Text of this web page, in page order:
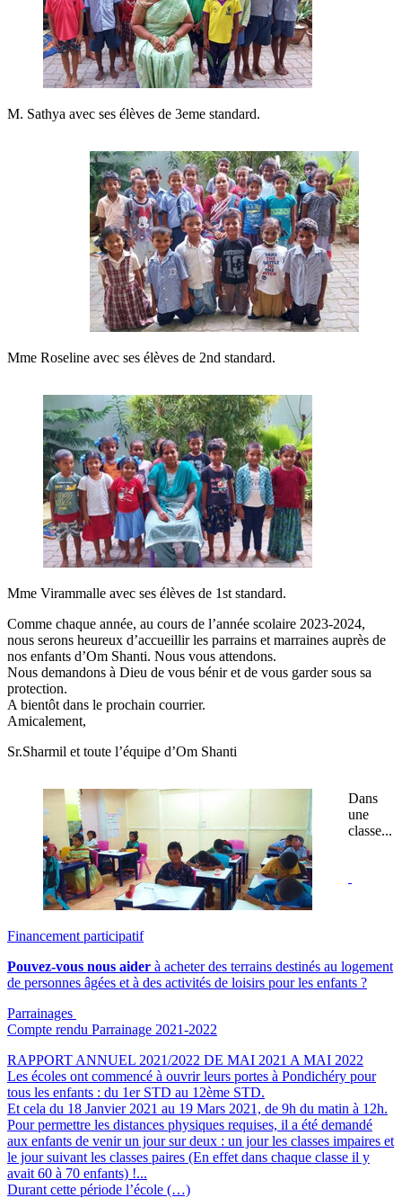
M. Sathya avec ses élèves de 3eme standard.
Mme Roseline avec ses élèves de 2nd standard.
Mme Virammalle avec ses élèves de 1st standard.
Comme chaque année, au cours de l’année scolaire 2023-2024,
nous serons heureux d’accueillir les parrains et marraines auprès de
nos enfants d’Om Shanti. Nous vous attendons.
Nous demandons à Dieu de vous bénir et de vous garder sous sa
protection.
A bientôt dans le prochain courrier.
Amicalement,
Sr.Sharmil et toute l’équipe d’Om Shanti
Dans
une
classe...
Financement participatif
Pouvez-vous nous aider à acheter des terrains destinés au logement
de personnes âgées et à des activités de loisirs pour les enfants ?
Parrainages
Compte rendu Parrainage 2021-2022
RAPPORT ANNUEL 2021/2022 DE MAI 2021 A MAI 2022
Les écoles ont commencé à ouvrir leurs portes à Pondichéry pour
tous les enfants : du 1er STD au 12ème STD.
Et cela du 18 Janvier 2021 au 19 Mars 2021, de 9h du matin à 12h.
Pour permettre les distances physiques requises, il a été demandé
aux enfants de venir un jour sur deux : un jour les classes impaires et
le jour suivant les classes paires (En effet dans chaque classe il y
avait 60 à 70 enfants) !...
Durant cette période l’école (…)